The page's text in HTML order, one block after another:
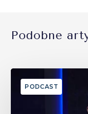
Podobne
PODCAST